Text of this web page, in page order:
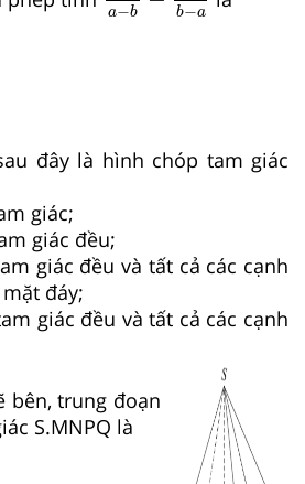
a−b
b−a
đây là hình chóp tam giác
giác;
giác đều;
giác đều và tất cả các cạnh
đáy;
giác đều và tất cả các cạnh
bên, trung đoạn
S.MNPQ là